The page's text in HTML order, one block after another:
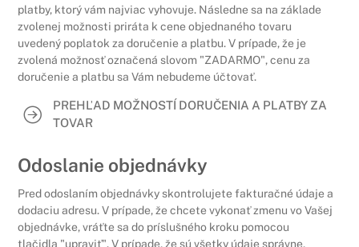
platby, ktorý vám najviac vyhovuje. Následne sa na základe
zvolenej možnosti priráta k cene objednaného tovaru
uvedený poplatok za doručenie a platbu. V prípade, že je
zvolená možnosť označená slovom "ZADARMO", cenu za
doručenie a platbu sa Vám nebudeme účtovať.
PREHĽAD MOŽNOSTÍ DORUČENIA A PLATBY ZA
TOVAR
Odoslanie objednávky
Pred odoslaním objednávky skontrolujete fakturačné údaje a
dodaciu adresu. V prípade, že chcete vykonať zmenu vo Vašej
objednávke, vráťte sa do príslušného kroku pomocou
tlačidla "upraviť". V prípade, že sú všetky údaje správne,